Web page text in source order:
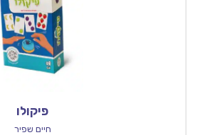
פיקולו
חיים שפיר